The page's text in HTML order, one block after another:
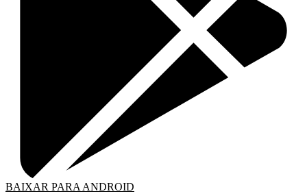
BAIXAR PARA ANDROID